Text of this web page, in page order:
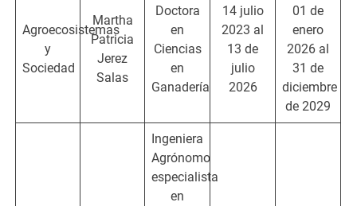
Agroecosistemas
y
Sociedad
Martha
Patricia
Jerez
Salas
Doctora
en
Ciencias
en
Ganadería
14 julio
2023 al
13 de
julio
2026
01 de
enero
2026 al
31 de
diciembre
de 2029
Ingeniera
Agrónomo
especialista
en